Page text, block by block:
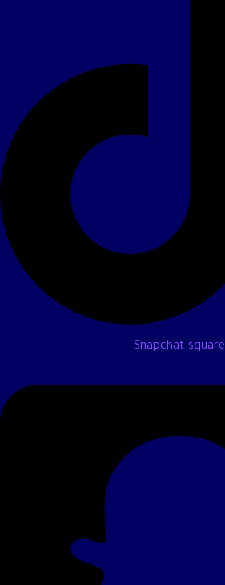
Snapchat-square